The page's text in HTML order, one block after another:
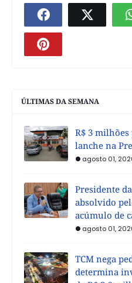
ÚLTIMAS DA SEMANA
R$ 3
lanche na
agosto 01,
Presidente
absolvido
acúmulo de
agosto 01,
TCM nega
determina